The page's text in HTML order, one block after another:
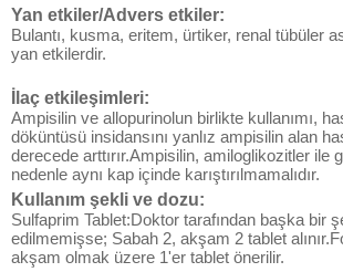
Yan etkiler/Advers etkiler:
Bulantı, kusma, eritem, ürtiker, renal tübüler
yan etkilerdir.
İlaç etkileşimleri:
Ampisilin ve allopurinolun birlikte kullanımı,
döküntüsü insidansını yanlız ampisilin alan
derecede arttırır.Ampisilin, amiloglikozitler ile
nedenle aynı kap içinde karıştırılmamalıdır.
Kullanım şekli ve dozu:
Sulfaprim Tablet:Doktor tarafından başka bir
edilmemişse; Sabah 2, akşam 2 tablet
akşam olmak üzere 1'er tablet önerilir.